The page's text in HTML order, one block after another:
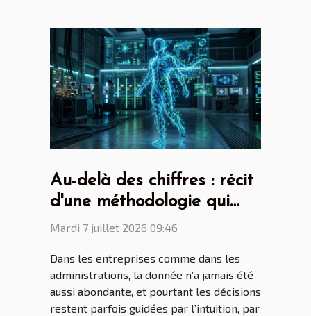
Au-delà des chiffres : récit
d'une méthodologie qui
surprend
Mardi 7 juillet 2026 09:46
Dans les entreprises comme dans les
administrations, la donnée n’a jamais été
aussi abondante, et pourtant les décisions
restent parfois guidées par l’intuition, par